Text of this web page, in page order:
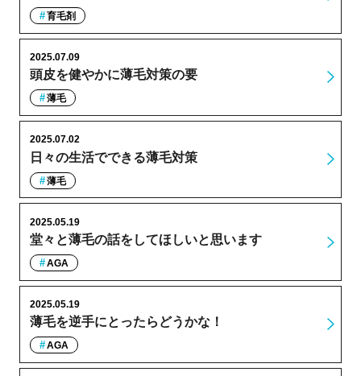
育毛剤
頭皮を健やかに薄毛対策の要
2025.07.09
薄毛
日々の生活でできる薄毛対策
2025.07.02
薄毛
堂々と薄毛の話をしてほしいと思います
2025.05.19
AGA
薄毛を逆手にとったらどうかな！
2025.05.19
AGA